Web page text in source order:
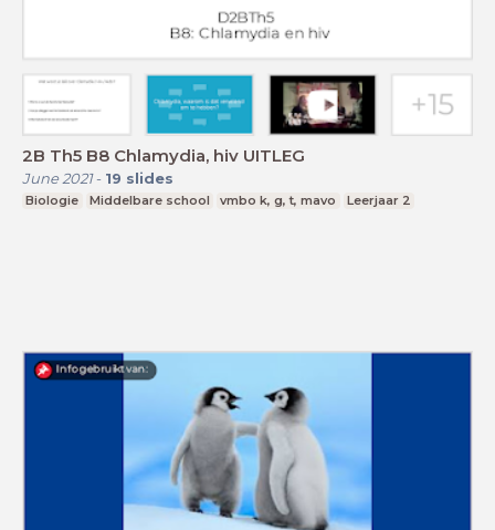
2B Th5 B8 Chlamydia, hiv UITLEG
June 2021- 19 slides
Biologie Middelbare school vmbo k, g, t, mavo Leerjaar 2